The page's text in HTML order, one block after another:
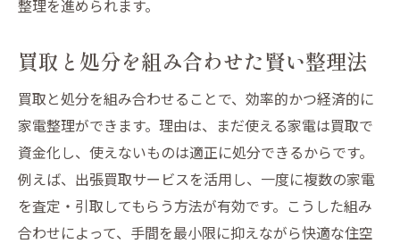
整理を進められます。
買取と処分を組み合わせた賢い整理法
買取と処分を組み合わせることで、効率的かつ経済的に
家電整理ができます。理由は、まだ使える家電は買取で
資金化し、使えないものは適正に処分できるからです。
例えば、出張買取サービスを活用し、一度に複数の家電
を査定・引取してもらう方法が有効です。こうした組み
合わせによって、手間を最小限に抑えながら快適な住空